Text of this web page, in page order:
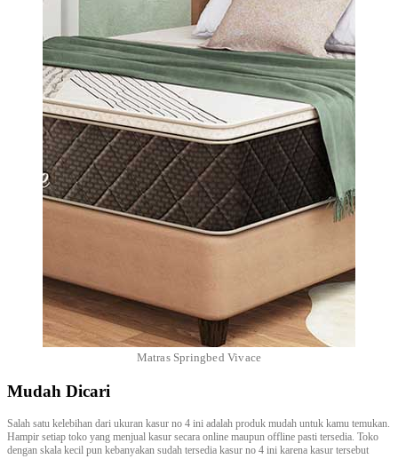
Matras Springbed Vivace
Mudah Dicari
Salah satu kelebihan dari ukuran kasur no 4 ini adalah produk mudah untuk kamu temukan.
Hampir setiap toko yang menjual kasur secara online maupun offline pasti tersedia. Toko
dengan skala kecil pun kebanyakan sudah tersedia kasur no 4 ini karena kasur tersebut